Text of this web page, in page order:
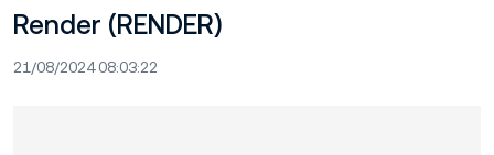
Render (RENDER)
21/08/2024 08:03:22